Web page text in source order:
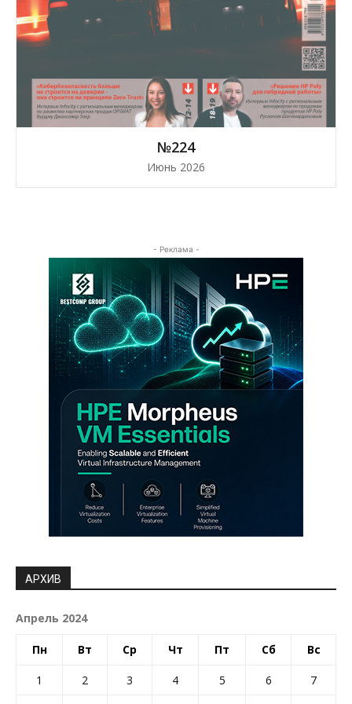
№224
Июнь 2026
- Реклама -
АРХИВ
Апрель 2024
Пн Вт Ср Чт Пт Сб Вс
1 2 3 4 5 6
7